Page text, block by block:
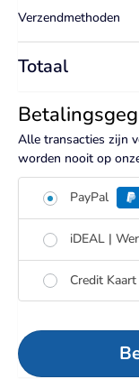
Verzendmethoden
Totaal
Alle transacties zijn
worden nooit op
PayPal
iDEAL |
Credit Kaart